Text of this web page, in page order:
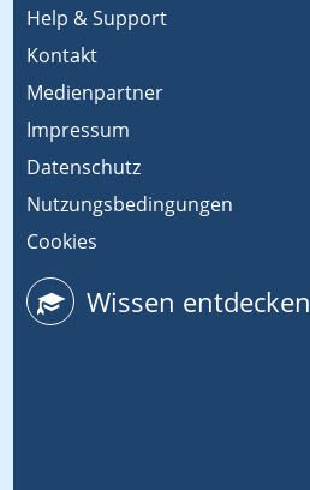
Help & Support
Kontakt
Medienpartner
Impressum
Datenschutz
Nutzungsbedingungen
Cookies
Wissen entdecken